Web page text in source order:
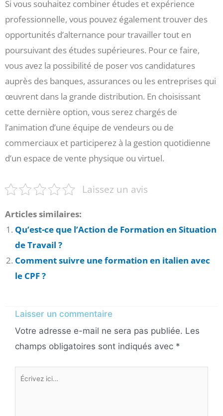
Si vous souhaitez combiner études et expérience
professionnelle, vous pouvez également trouver des
opportunités d’alternance pour travailler tout en
poursuivant des études supérieures. Pour ce faire,
vous avez la possibilité de poser vos candidatures
auprès des banques, assurances ou les entreprises qui
œuvrent dans la grande distribution. En choisissant
cette dernière option, vous serez chargés de
l’animation d’une équipe de vendeurs ou de
commerciaux et participerez à la gestion quotidienne
d’un espace de vente physique ou virtuel.
Laissez un avis
Articles similaires:
Qu’est-ce que l’Action de Formation en Situation
de Travail ?
Comment suivre une formation en italien avec
le CPF ?
Laisser un commentaire
Votre adresse e-mail ne sera pas publiée. Les
champs obligatoires sont indiqués avec *
Écrivez